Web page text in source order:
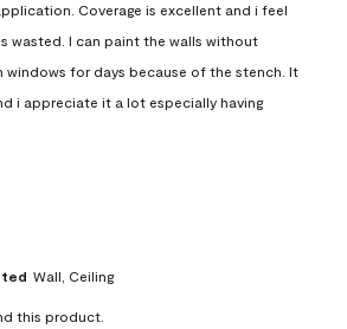
Coverage is excellent and i feel
wasted. I can paint the walls without
windows for days because of the stench. It
i appreciate it a lot especially having
Wall, Ceiling
this product.